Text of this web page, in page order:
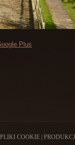
Plus
PLIKI COOKIE|